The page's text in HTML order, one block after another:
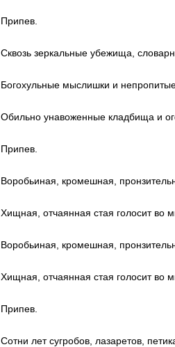
Припев.
Сквозь зеркальные убежища,
Богохульные мыслишки и
Обильно унавоженные кладбища и
Припев.
Воробьиная, кромешная,
Хищная, отчаянная стая голосит во
Воробьиная, кромешная,
Хищная, отчаянная стая голосит во
Припев.
Сотни лет сугробов, лазаретов,